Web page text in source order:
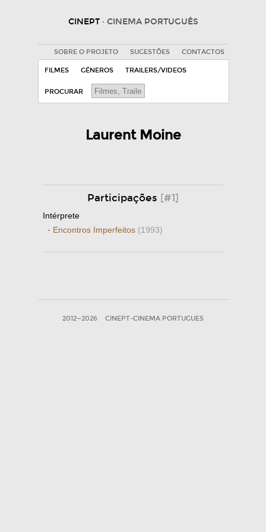
CINEPT · CINEMA PORTUGUÊS
SOBRE O PROJETO SUGESTÕES CONTACTOS
FILMES GÉNEROS TRAILERS/VIDEOS
PROCURAR
Laurent Moine
Participações [#1]
Intérprete
· Encontros Imperfeitos (1993)
2012—2026 CINEPT-CINEMA PORTUGUES